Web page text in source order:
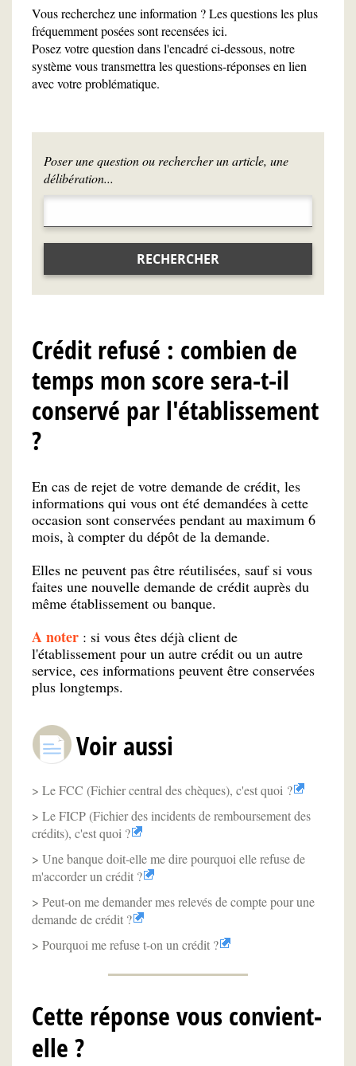
Vous recherchez une information ? Les questions les plus
fréquemment posées sont recensées ici.
Posez votre question dans l'encadré ci-dessous, notre
système vous transmettra les questions-réponses en lien
avec votre problématique.
Poser une question ou rechercher un article, une
délibération...
RECHERCHER
Crédit refusé : combien de
temps mon score sera-t-il
conservé par l'établissement
?
En cas de rejet de votre demande de crédit, les
informations qui vous ont été demandées à cette
occasion sont conservées pendant au maximum 6
mois, à compter du dépôt de la demande.
Elles ne peuvent pas être réutilisées, sauf si vous
faites une nouvelle demande de crédit auprès du
même établissement ou banque.
A noter : si vous êtes déjà client de
l'établissement pour un autre crédit ou un autre
service, ces informations peuvent être conservées
plus longtemps.
Voir aussi
Le FCC (Fichier central des chèques), c'est quoi ?
Le FICP (Fichier des incidents de remboursement des
crédits), c'est quoi ?
Une banque doit-elle me dire pourquoi elle refuse de
m'accorder un crédit ?
Peut-on me demander mes relevés de compte pour une
demande de crédit ?
Pourquoi me refuse t-on un crédit ?
Cette réponse vous convient-
elle ?